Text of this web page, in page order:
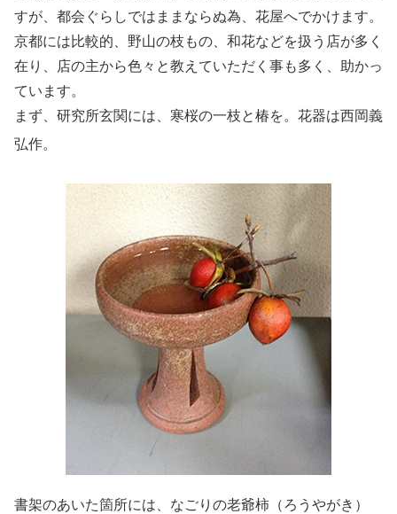
すが、都会ぐらしではままならぬ為、花屋へでかけます。
京都には比較的、野山の枝もの、和花などを扱う店が多く
在り、店の主から色々と教えていただく事も多く、助かっ
ています。
まず、研究所玄関には、寒桜の一枝と椿を。花器は西岡義
弘作。
書架のあいた箇所には、なごりの老爺柿（ろうやがき）